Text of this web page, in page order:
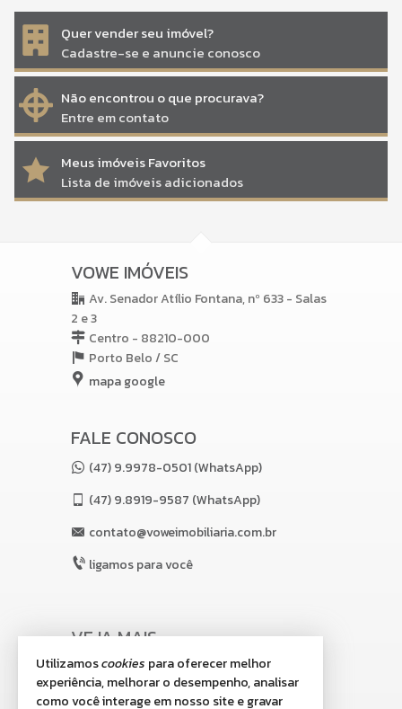
Quer vender seu imóvel?
Cadastre-se e anuncie conosco
Não encontrou o que procurava?
Entre em contato
Meus imóveis Favoritos
Lista de imóveis adicionados
VOWE IMÓVEIS
Av. Senador Atílio Fontana, nº 633 - Salas
2 e 3
Centro - 88210-000
Porto Belo /SC
mapa google
FALE CONOSCO
(47) 9.9978-0501 (WhatsApp)
(47)9.8919-9587 (WhatsApp)
contato@voweimobiliaria.com.br
ligamos para você
VEJA MAIS
receba nosso newsletter
indicadores financeiros
Utilizamoscookies para oferecer melhor
experiência, melhorar o desempenho, analisar
como você interage em nosso site e gravar